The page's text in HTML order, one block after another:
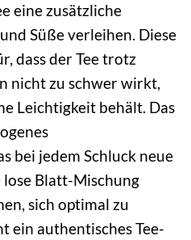
eine zusätzliche
Süße verleihen. Diese
dass der Tee trotz
nicht zu schwer wirkt,
Leichtigkeit behält. Das
bei jedem Schluck neue
Blatt-Mischung
sich optimal zu
ein authentisches Tee-